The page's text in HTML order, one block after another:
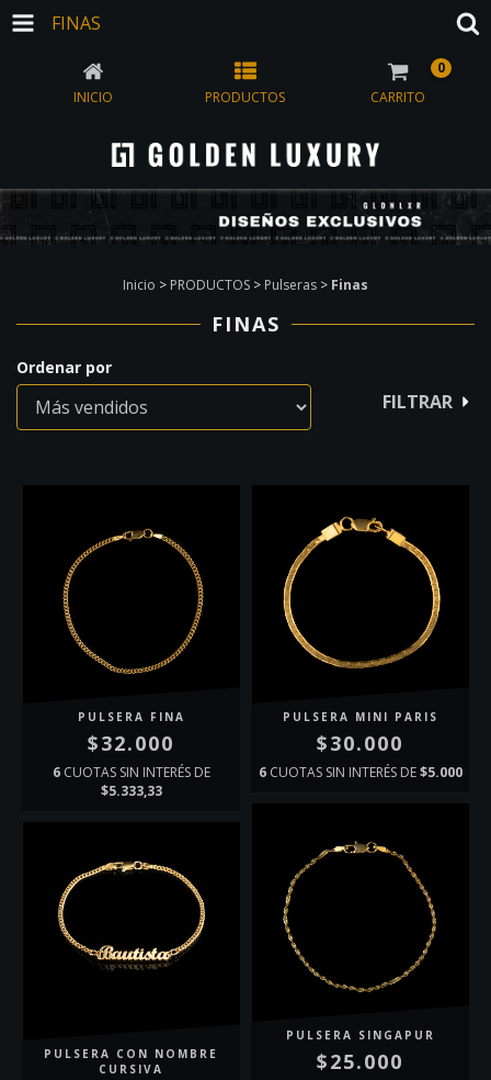
FINAS
INICIO PRODUCTOS CARRITO
0
Inicio > PRODUCTOS > Pulseras > Finas
FINAS
Ordenar por
FILTRAR
PULSERA FINA
$32.000
6 CUOTAS SIN INTERÉS DE
$5.333,33
PULSERA MINI PARIS
$30.000
6 CUOTAS SIN INTERÉS DE$5.000
PULSERA CON NOMBRE
CURSIVA
PULSERA SINGAPUR
$25.000